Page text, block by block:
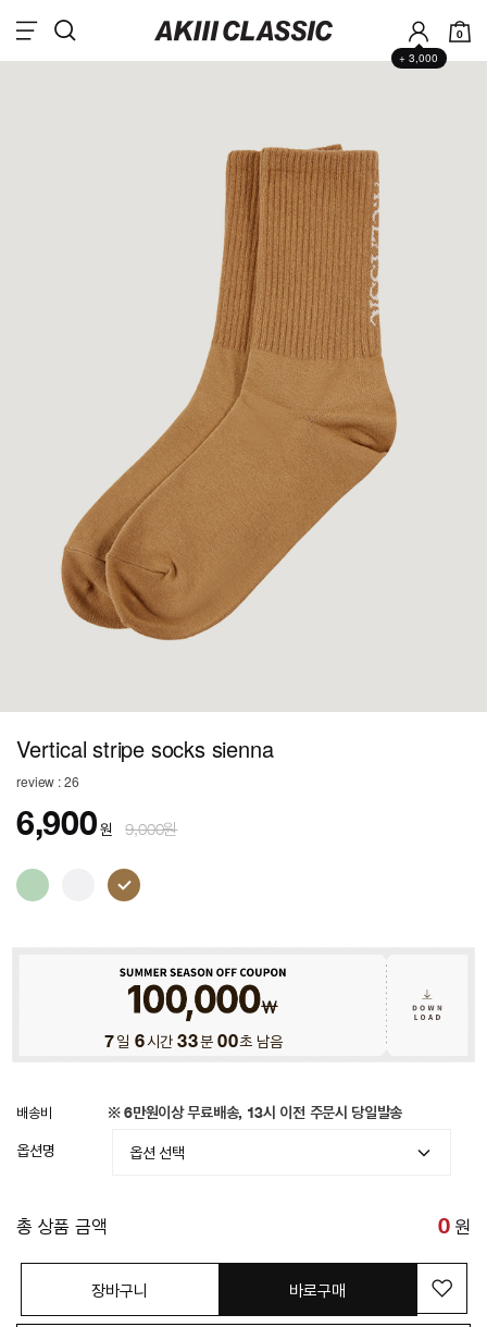
+ 3,000
0
Vertical stripe socks sienna
review : 26
6,900원 9,000원
7일 6시간 32분 59초 남음
배송비 ※ 6만원이상 무료배송, 13시 이전 주문시 당일발송
옵션명
총 상품 금액 0 원
장바구니 바로구매